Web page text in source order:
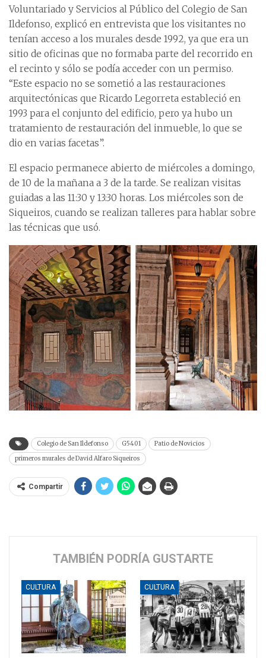
Voluntariado y Servicios al Público del Colegio de San
Ildefonso, explicó en entrevista que los visitantes no
tenían acceso a los murales desde 1992, ya que era un
sitio de oficinas que no formaba parte del recorrido en
el recinto y sólo se podía acceder con un permiso.
“Este espacio no se sometió a las restauraciones
arquitectónicas que Ricardo Legorreta estableció en
1993 para el conjunto del edificio, pero ya hubo un
tratamiento de restauración del inmueble, lo que se
dio en varias facetas”.
El espacio permanece abierto de miércoles a domingo,
de 10 de la mañana a 3 de la tarde. Se realizan visitas
guiadas a las 11:30 y 13:30 horas. Los miércoles son de
Siqueiros, cuando se realizan talleres para hablar sobre
las técnicas que usó.
Colegio de San Ildefonso G5401
Patio de Novicios
primeros murales de David Alfaro Siqueiros
Compartir
TAMBIÉN PODRÍA GUSTARTE
CULTURA CULTURA